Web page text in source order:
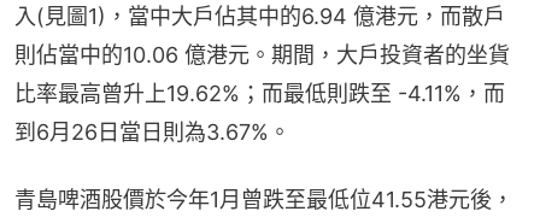
入(見圖1)，當中大戶佔其中的6.94 億港元，而散戶
則佔當中的10.06 億港元。期間，大戶投資者的坐貨
比率最高曾升上19.62%；而最低則跌至 -4.11%，而
到6月26日當日則為3.67%。
青島啤酒股價於今年1月曾跌至最低位41.55港元後，